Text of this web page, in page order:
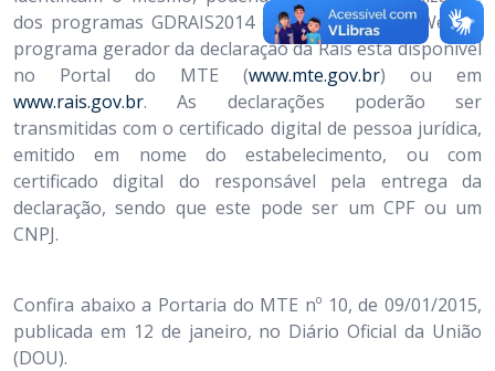
dos programas GDRAIS2014 ou RAIS Negativa Web. O
programa gerador da declaração da Rais está disponível
no Portal do MTE (www.mte.gov.br) ou em
www.rais.gov.br. As declarações poderão ser
transmitidas com o certificado digital de pessoa jurídica,
emitido em nome do estabelecimento, ou com
certificado digital do responsável pela entrega da
declaração, sendo que este pode ser um CPF ou um
CNPJ.
Confira abaixo a Portaria do MTE nº 10, de 09/01/2015,
publicada em 12 de janeiro, no Diário Oficial da União
(DOU).